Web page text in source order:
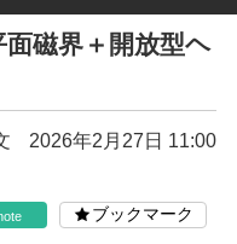
磁界＋開放型ヘ
2026年2月27日 11:00
ブックマーク